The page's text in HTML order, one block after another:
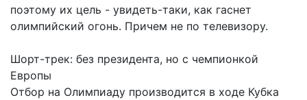
поэтому их цель - увидеть-таки, как гаснет
олимпийский огонь. Причем не по телевизору.
Шорт-трек: без президента, но с чемпионкой
Европы
Отбор на Олимпиаду производится в ходе Кубка